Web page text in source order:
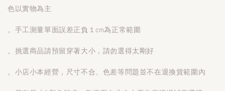
色以實物為主
。手工測量單面誤差正負１cm為正常範圍
。挑選商品請預留穿著大小，請勿選得太剛好
。小店小本經營，尺寸不合、色差等問題並不在退換貨範圍內